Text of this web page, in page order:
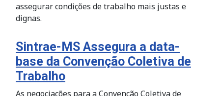
assegurar condições de trabalho mais justas e
dignas.
Sintrae-MS Assegura a data-
base da Convenção Coletiva de
Trabalho
As negociações para a Convenção Coletiva de